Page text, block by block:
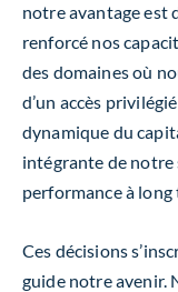
notre avantage est
renforcé nos
des domaines où
d’un accès
dynamique du
intégrante de
performance à long
Ces décisions
guide notre avenir.